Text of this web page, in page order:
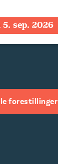
5. sep. 2026
forestillinger